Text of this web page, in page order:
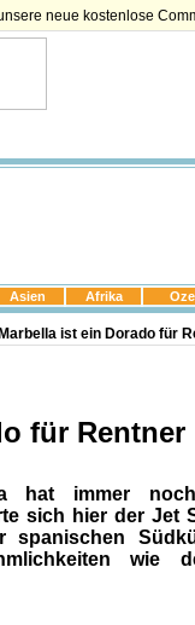
neue kostenlose
Asien Afrika
ist ein Dorado für
für Rentner
hat immer
sich hier der Jet
spanischen
wie